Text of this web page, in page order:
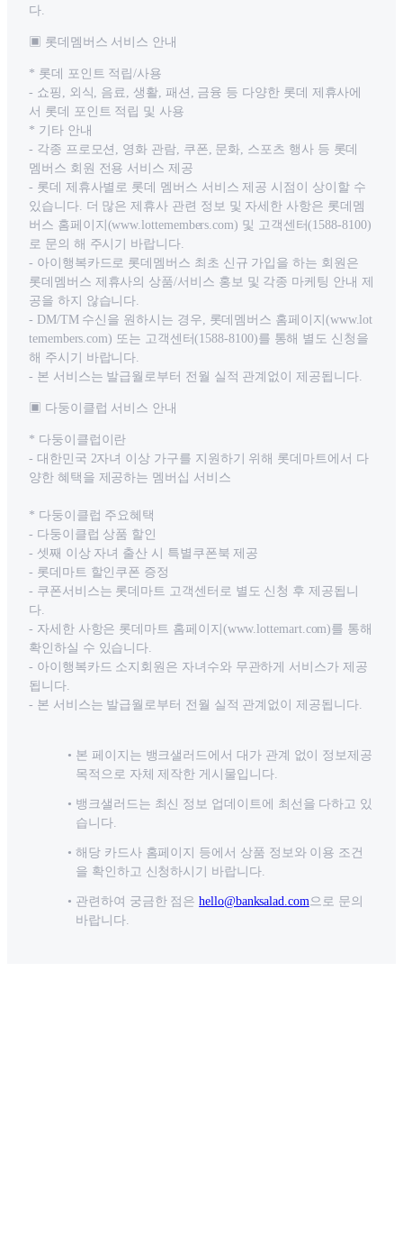
다.
▣ 롯데멤버스 서비스 안내
* 롯데 포인트 적립/사용
- 쇼핑, 외식, 음료, 생활, 패션, 금융 등 다양한 롯데 제휴사에
서 롯데 포인트 적립 및 사용
* 기타 안내
- 각종 프로모션, 영화 관람, 쿠폰, 문화, 스포츠 행사 등 롯데
멤버스 회원 전용 서비스 제공
- 롯데 제휴사별로 롯데 멤버스 서비스 제공 시점이 상이할 수
있습니다. 더 많은 제휴사 관련 정보 및 자세한 사항은 롯데멤
버스 홈페이지(www.lottemembers.com) 및 고객센터(1588-8100)
로 문의 해 주시기 바랍니다.
- 아이행복카드로 롯데멤버스 최초 신규 가입을 하는 회원은
롯데멤버스 제휴사의 상품/서비스 홍보 및 각종 마케팅 안내 제
공을 하지 않습니다.
- DM/TM 수신을 원하시는 경우, 롯데멤버스 홈페이지(www.lot
temembers.com) 또는 고객센터(1588-8100)를 통해 별도 신청을
해 주시기 바랍니다.
- 본 서비스는 발급월로부터 전월 실적 관계없이 제공됩니다.
▣ 다둥이클럽 서비스 안내
* 다둥이클럽이란
- 대한민국 2자녀 이상 가구를 지원하기 위해 롯데마트에서 다
양한 혜택을 제공하는 멤버십 서비스
* 다둥이클럽 주요혜택
- 다둥이클럽 상품 할인
- 셋째 이상 자녀 출산 시 특별쿠폰북 제공
- 롯데마트 할인쿠폰 증정
- 쿠폰서비스는 롯데마트 고객센터로 별도 신청 후 제공됩니
다.
- 자세한 사항은 롯데마트 홈페이지(www.lottemart.com)를 통해
확인하실 수 있습니다.
- 아이행복카드 소지회원은 자녀수와 무관하게 서비스가 제공
됩니다.
- 본 서비스는 발급월로부터 전월 실적 관계없이 제공됩니다.
본 페이지는 뱅크샐러드에서 대가 관계 없이 정보제공
목적으로 자체 제작한 게시물입니다.
뱅크샐러드는 최신 정보 업데이트에 최선을 다하고 있
습니다.
해당 카드사 홈페이지 등에서 상품 정보와 이용 조건
을 확인하고 신청하시기 바랍니다.
관련하여 궁금한 점은 hello@banksalad.com으로 문의
바랍니다.